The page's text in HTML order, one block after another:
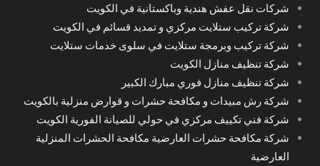
شركات نقل عفش هندية وباكستانية في الكويت
شركة تركيب ستلايت مركزي و تمديد قسائم في الكويت
شركة تركيب وبرمجة ستلايت في سلوى خدمات ستلايت
شركة تنظيف منازل الكويت
شركة تنظيف منازل فوري مبارك الكبير
شركة رش مبيدات و مكافحة حشرات و قوارض منزلية بالكويت
شركة فني تكييف مركزي في حولي للصيانة الفورية الكويت
شركة مكافحة حشرات العارضية مكافحة الحشرات المنزلية
العارضية